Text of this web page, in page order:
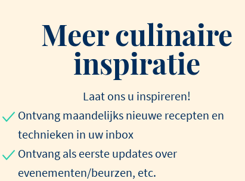
Meer culinaire
inspiratie
Laat ons u inspireren!
Ontvang maandelijks nieuwe recepten en
technieken in uw inbox
Ontvang als eerste updates over
evenementen/beurzen, etc.